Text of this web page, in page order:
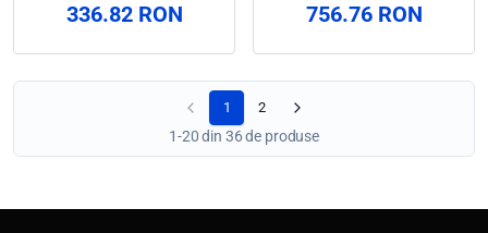
336.82 RON 756.76 RON
1-20 din 36 de produse
1 2